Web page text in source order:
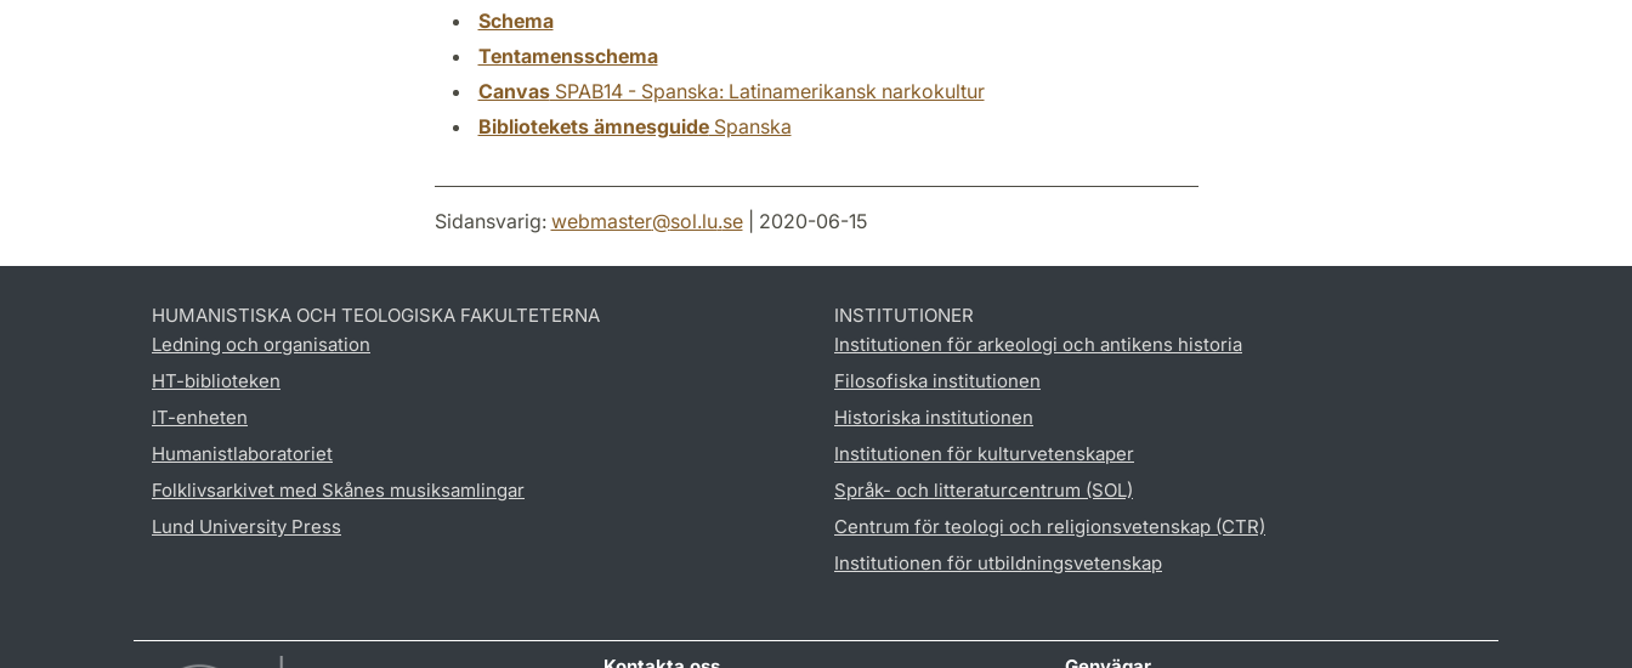
Schema
Tentamensschema
CanvasSPAB14 - Spanska: Latinamerikansk narkokultur
Bibliotekets ämnesguideSpanska
Sidansvarig: webmaster@sol.lu.se| 2020-06-15
HUMANISTISKA OCH TEOLOGISKA FAKULTETERNA
Ledning och organisation
HT-biblioteken
IT-enheten
Humanistlaboratoriet
Folklivsarkivet med Skånes musiksamlingar
Lund University Press
INSTITUTIONER
Institutionen för arkeologi och antikens historia
Filosofiska institutionen
Historiska institutionen
Institutionen för kulturvetenskaper
Språk- och litteraturcentrum (SOL)
Centrum för teologi och religionsvetenskap (CTR)
Institutionen för utbildningsvetenskap